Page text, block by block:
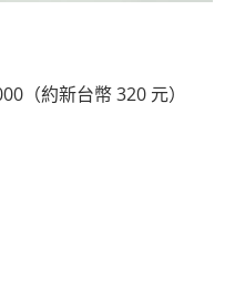
（約新台幣 320 元）